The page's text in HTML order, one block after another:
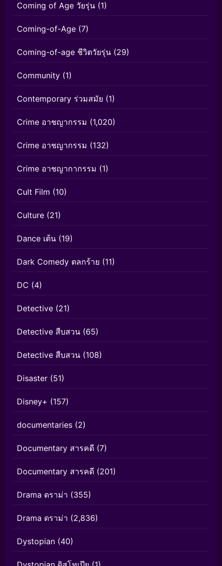
Coming of Age วัยรุ่น (1)
Coming-of-Age (7)
Coming-of-age ชีวิตวัยรุ่น (29)
Community (1)
Contemporary ร่วมสมัย (1)
Crime อาชญากรรม (1,020)
Crime อาชญากรรม (132)
Crime อาชญากากรรม (1)
Cult Film (10)
Culture (21)
Dance เต้น (19)
Dark Comedy ตลกร้าย (11)
DC (4)
Detective (21)
Detective สืบสวน (65)
Detective สืบสวน (108)
Disaster (51)
Disney+ (157)
documentaries (2)
Documentary สารคดี (7)
Documentary สารคดี (201)
Drama ดราม่า (355)
Drama ดราม่า (2,836)
Dystopian (40)